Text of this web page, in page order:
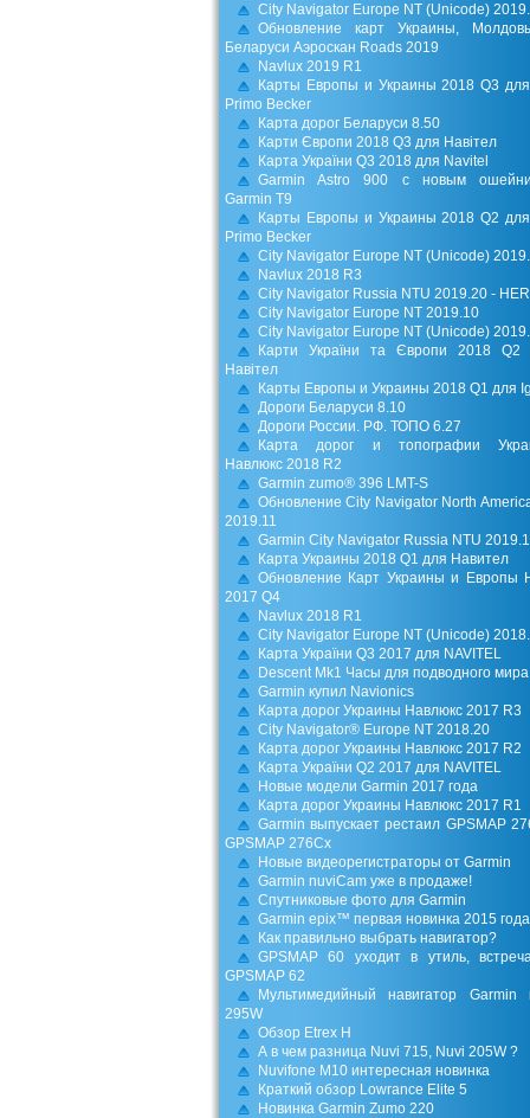
City Navigator Europe NT (Unicode)
Обновление карт Украины,
Беларуси Аэроскан Roads 2019
Navlux 2019 R1
Карты Европы и Украины 2018 Q3
Primo Becker
Карта дорог Беларуси 8.50
Карти Європи 2018 Q3 для Навітел
Карта України Q3 2018 для Navitel
Garmin Astro 900 с новым
Garmin T9
Карты Европы и Украины 2018 Q2
Primo Becker
City Navigator Europe NT (Unicode)
Navlux 2018 R3
City Navigator Russia NTU 2019.20 -
City Navigator Europe NT 2019.10
City Navigator Europe NT (Unicode)
Карти України та Європи 2018 Q2
Навітел
Карты Европы и Украины 2018 Q1 для
Дороги Беларуси 8.10
Дороги России. РФ. ТОПО 6.27
Карта дорог и топографии
Навлюкс 2018 R2
Garmin zumo® 396 LMT-S
Обновление City Navigator North
2019.11
Garmin City Navigator Russia NTU
Карта Украины 2018 Q1 для Навител
Обновление Карт Украины и Европы
2017 Q4
Navlux 2018 R1
City Navigator Europe NT (Unicode)
Карта України Q3 2017 для NAVITEL
Descent Mk1 Часы для подводного мира
Garmin купил Navionics
Карта дорог Украины Навлюкс 2017 R3
City Navigator® Europe NT 2018.20
Карта дорог Украины Навлюкс 2017 R2
Карта України Q2 2017 для NAVITEL
Новые модели Garmin 2017 года
Карта дорог Украины Навлюкс 2017 R1
Garmin выпускает рестаил GPSMAP
GPSMAP 276Cx
Новые видеорегистраторы от Garmin
Garmin nuviCam уже в продаже!
Спутниковые фото для Garmin
Garmin epix™ первая новинка 2015 года
Как правильно выбрать навигатор?
GPSMAP 60 уходит в утиль,
GPSMAP 62
Мультимедийный навигатор Garmin
295W
Обзор Etrex H
А в чем разница Nuvi 715, Nuvi 205W ?
Nuvifone M10 интересная новинка
Краткий обзор Lowrance Elite 5
Новинка Garmin Zumo 220